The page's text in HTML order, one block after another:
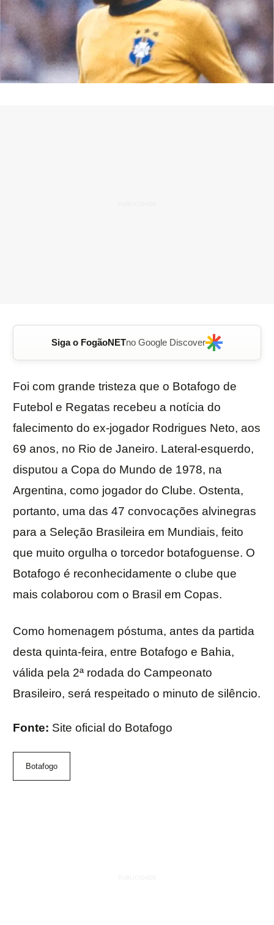
Siga o FogãoNETno Google Discover
Foi com grande tristeza que o Botafogo de
Futebol e Regatas recebeu a notícia do
falecimento do ex-jogador Rodrigues Neto, aos
69 anos, no Rio de Janeiro. Lateral-esquerdo,
disputou a Copa do Mundo de 1978, na
Argentina, como jogador do Clube. Ostenta,
portanto, uma das 47 convocações alvinegras
para a Seleção Brasileira em Mundiais, feito
que muito orgulha o torcedor botafoguense. O
Botafogo é reconhecidamente o clube que
mais colaborou com o Brasil em Copas.
Como homenagem póstuma, antes da partida
desta quinta-feira, entre Botafogo e Bahia,
válida pela 2ª rodada do Campeonato
Brasileiro, será respeitado o minuto de silêncio.
Fonte: Site oficial do Botafogo
Botafogo